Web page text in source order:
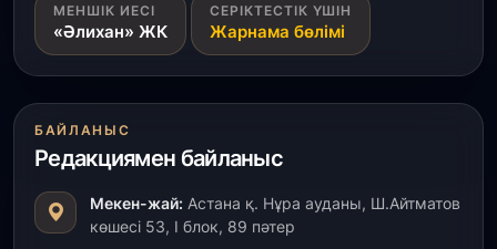
1 тамыз, 2026
Кинопоиск Қазақстан азаматтарының ең
танымал онлайн-кинотеатрына айналды
Ақмола облысындағы кездесуде кәсіпкерлер мен
ұстаздар «Әділет» партиясына өз ұсыныстарын
айтты
31 шілде, 2026
МЕНШІК ИЕСІ
«Әлихан» ЖК
СЕРІКТЕСТІК ҮШІН
Жарнама бөлімі
БАЙЛАНЫС
Редакциямен байланыс
Мекен-жай: Астана қ. Нұра ауданы, Ш.Айтматов
көшесі 53, І блок, 89 пәтер